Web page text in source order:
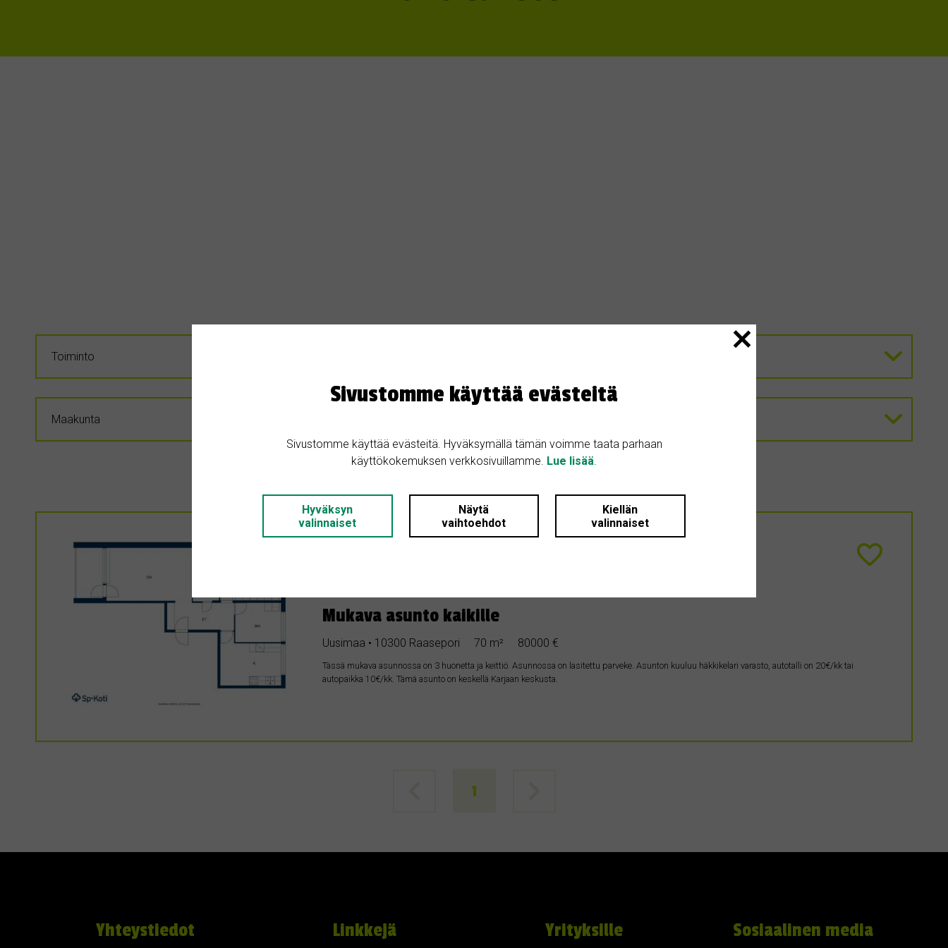
Mukava asunto kaikille
Uusimaa • 10300 Raasepori 70 m² 80000 €
Tässä mukava asunnossa on 3 huonetta ja keittiö. Asunnossa on lasitettu parveke. Asunton kuuluu häkkikelari varasto, autotalli on 20€/kk tai
autopaikka 10€/kk. Tämä asunto on keskellä Karjaan keskusta.
1
Yhteystiedot Linkkejä Yrityksille Sosiaalinen media
Sivustomme käyttää evästeitä
Sivustomme käyttää evästeitä. Hyväksymällä tämän voimme taata parhaan
käyttökokemuksen verkkosivuillamme. Lue lisää
Hyväksyn
valinnaiset
Näytä
vaihtoehdot
Kiellän
valinnaiset